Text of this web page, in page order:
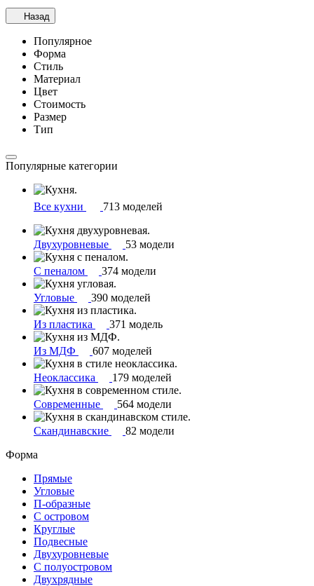
Назад
Популярное
Форма
Стиль
Материал
Цвет
Стоимость
Размер
Тип
Популярные категории
Все кухни 713 моделей
Двухуровневые 53 модели
С пеналом 374 модели
Угловые 390 моделей
Из пластика 371 модель
Из МДФ 607 моделей
Неоклассика 179 моделей
Современные 564 модели
Скандинавские
82 модели
Форма
Прямые
Угловые
П-образные
С островом
Круглые
Подвесные
Двухуровневые
С полуостровом
Двухрядные